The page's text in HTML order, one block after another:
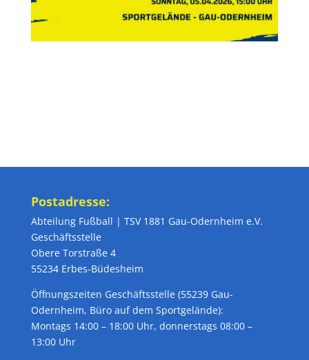
Postadresse:
Abteilung Fußball | TSV 1881 Gau-Odernheim e.V.
Geschäftsstelle
Obere Torstraße 4
55234 Erbes-Büdesheim
Öffnungszeiten Geschäftsstelle (55239 Gau-
Odernheim, Büro auf dem Sportgelände):
Montags 14:00 – 18:00 Uhr, donnerstags 08:00 –
13:00 Uhr